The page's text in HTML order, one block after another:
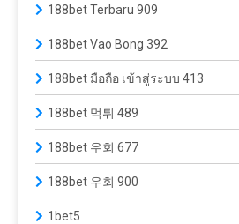
188bet Terbaru 909
188bet Vao Bong 392
188bet มือถือ เข้าสู่ระบบ 413
188bet 먹튀 489
188bet 우회 677
188bet 우회 900
1bet5